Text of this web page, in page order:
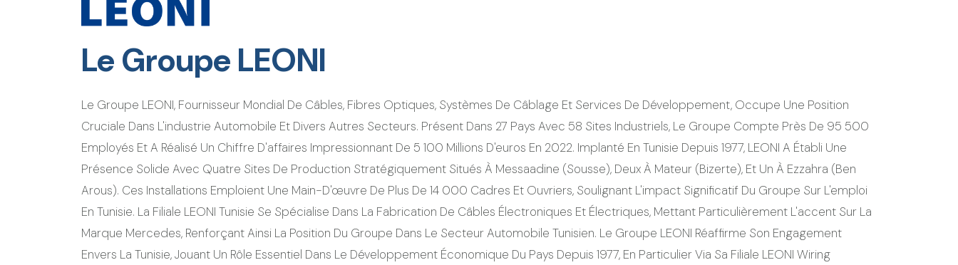
Le Groupe LEONI
Le Groupe LEONI, Fournisseur Mondial De Câbles, Fibres Optiques, Systèmes De Câblage Et Services De Développement, Occupe Une Position
Cruciale Dans L'industrie Automobile Et Divers Autres Secteurs. Présent Dans 27 Pays Avec 58 Sites Industriels, Le Groupe Compte Près De 95 500
Employés Et A Réalisé Un Chiffre D'affaires Impressionnant De 5 100 Millions D'euros En 2022. Implanté En Tunisie Depuis 1977, LEONI A Établi Une
Présence Solide Avec Quatre Sites De Production Stratégiquement Situés À Messaadine (Sousse), Deux À Mateur (Bizerte), Et Un À Ezzahra (Ben
Arous). Ces Installations Emploient Une Main-D'œuvre De Plus De 14 000 Cadres Et Ouvriers, Soulignant L'impact Significatif Du Groupe Sur L'emploi
En Tunisie. La Filiale LEONI Tunisie Se Spécialise Dans La Fabrication De Câbles Électroniques Et Électriques, Mettant Particulièrement L'accent Sur La
Marque Mercedes, Renforçant Ainsi La Position Du Groupe Dans Le Secteur Automobile Tunisien. Le Groupe LEONI Réaffirme Son Engagement
Envers La Tunisie, Jouant Un Rôle Essentiel Dans Le Développement Économique Du Pays Depuis 1977, En Particulier Via Sa Filiale LEONI Wiring